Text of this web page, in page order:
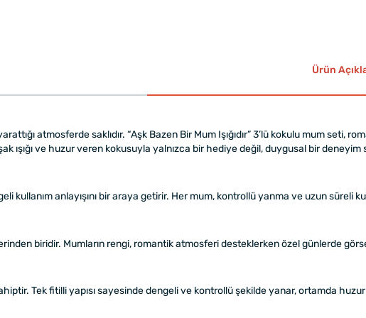
Ürün
atmosferde saklıdır. “Aşk Bazen Bir Mum Işığıdır” 3’lü kokulu mum seti,
ışığı ve huzur veren kokusuyla yalnızca bir hediye değil, duygusal bir deneyim
kullanım anlayışını bir araya getirir. Her mum, kontrollü yanma ve uzun süreli
biridir. Mumların rengi, romantik atmosferi desteklerken özel günlerde
Tek fitilli yapısı sayesinde dengeli ve kontrollü şekilde yanar, ortamda